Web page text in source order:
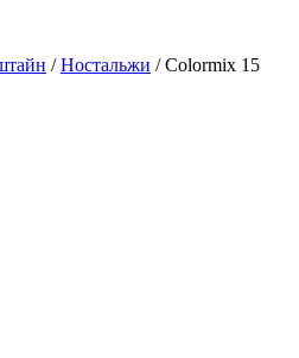
/Ностальжи / Colormix 15